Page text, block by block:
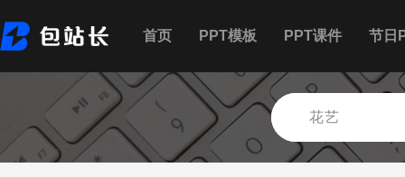
首页 PPT模板 PPT课件 节日